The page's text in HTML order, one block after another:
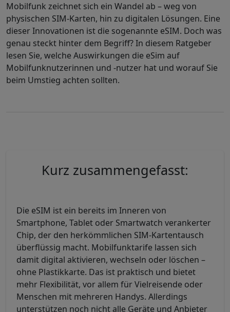
Mobilfunk zeichnet sich ein Wandel ab – weg von
physischen SIM-Karten, hin zu digitalen Lösungen. Eine
dieser Innovationen ist die sogenannte eSIM. Doch was
genau steckt hinter dem Begriff? In diesem Ratgeber
lesen Sie, welche Auswirkungen die eSim auf
Mobilfunknutzerinnen und -nutzer hat und worauf Sie
beim Umstieg achten sollten.
Kurz zusammengefasst:
Die eSIM ist ein bereits im Inneren von
Smartphone, Tablet oder Smartwatch verankerter
Chip, der den herkömmlichen SIM-Kartentausch
überflüssig macht. Mobilfunktarife lassen sich
damit digital aktivieren, wechseln oder löschen –
ohne Plastikkarte. Das ist praktisch und bietet
mehr Flexibilität, vor allem für Vielreisende oder
Menschen mit mehreren Handys. Allerdings
unterstützen noch nicht alle Geräte und Anbieter